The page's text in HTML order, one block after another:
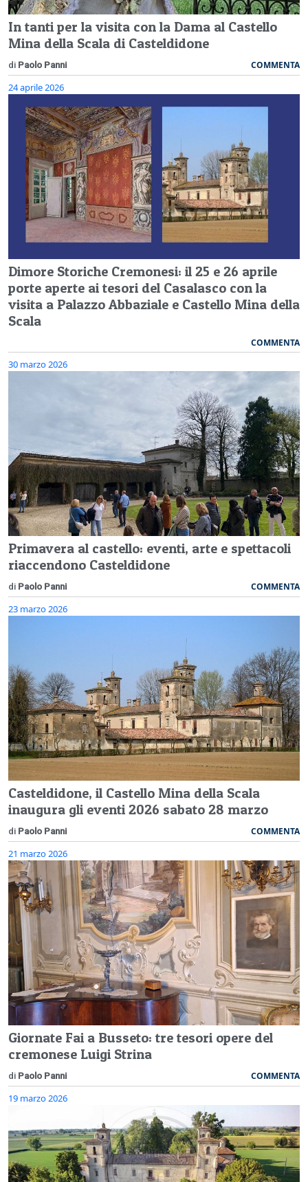
In tanti per la visita con la Dama al Castello
Mina della Scala di Casteldidone
di Paolo Panni COMMENTA
24 aprile 2026
Dimore Storiche Cremonesi: il 25 e 26 aprile
porte aperte ai tesori del Casalasco con la
visita a Palazzo Abbaziale e Castello Mina della
Scala
COMMENTA
30 marzo 2026
Primavera al castello: eventi, arte e spettacoli
riaccendono Casteldidone
di Paolo Panni COMMENTA
23 marzo 2026
Casteldidone, il Castello Mina della Scala
inaugura gli eventi 2026 sabato 28 marzo
di Paolo Panni COMMENTA
21 marzo 2026
Giornate Fai a Busseto: tre tesori opere del
cremonese Luigi Strina
di Paolo Panni COMMENTA
19 marzo 2026